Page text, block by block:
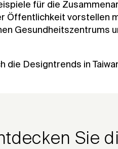
für die
Öffentlichkeit vorstellen
Gesundheitszentrums
die Designtrends in
Sie